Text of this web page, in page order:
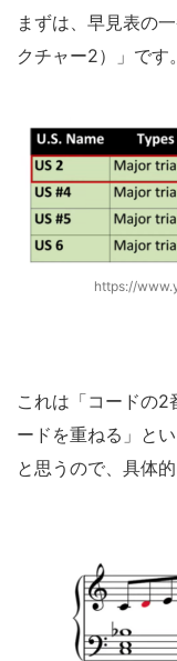
まずは、早見表の
クチャー2）」です。
https://
これは「コードの2
ードを重ねる」と
と思うので、具体的